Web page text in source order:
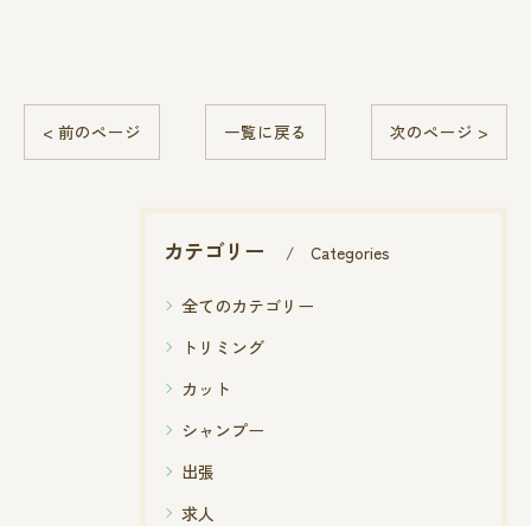
< 前のページ 一覧に戻る 次のページ >
カテゴリー Categories
全てのカテゴリー
トリミング
カット
シャンプー
出張
求人